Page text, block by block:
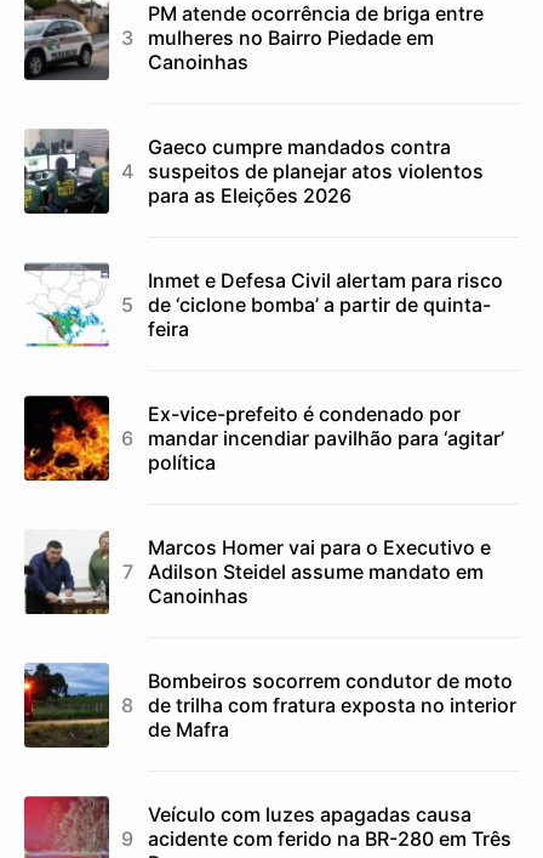
PM atende ocorrência de briga entre
mulheres no Bairro Piedade em
Canoinhas
Gaeco cumpre mandados contra
suspeitos de planejar atos violentos
para as Eleições 2026
Inmet e Defesa Civil alertam para risco
de ‘ciclone bomba’ a partir de quinta-
feira
Ex-vice-prefeito é condenado por
mandar incendiar pavilhão para ‘agitar’
política
Marcos Homer vai para o Executivo e
Adilson Steidel assume mandato em
Canoinhas
Bombeiros socorrem condutor de moto
de trilha com fratura exposta no interior
de Mafra
Veículo com luzes apagadas causa
acidente com ferido na BR-280 em Três